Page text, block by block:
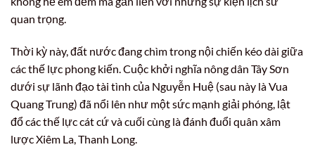
quan trọng.
Thời kỳ này, đất nước đang chìm trong nội chiến kéo dài giữa
các thế lực phong kiến. Cuộc khởi nghĩa nông dân Tây Sơn
dưới sự lãnh đạo tài tình của Nguyễn Huệ (sau này là Vua
Quang Trung) đã nổi lên như một sức mạnh giải phóng, lật
đổ các thế lực cát cứ và cuối cùng là đánh đuổi quân xâm
lược Xiêm La, Thanh Long.